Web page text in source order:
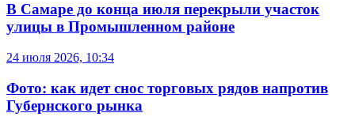
В Самаре до конца июля перекрыли участок
улицы в Промышленном районе
24 июля 2026, 10:34
Фото: как идет снос торговых рядов напротив
Губернского рынка